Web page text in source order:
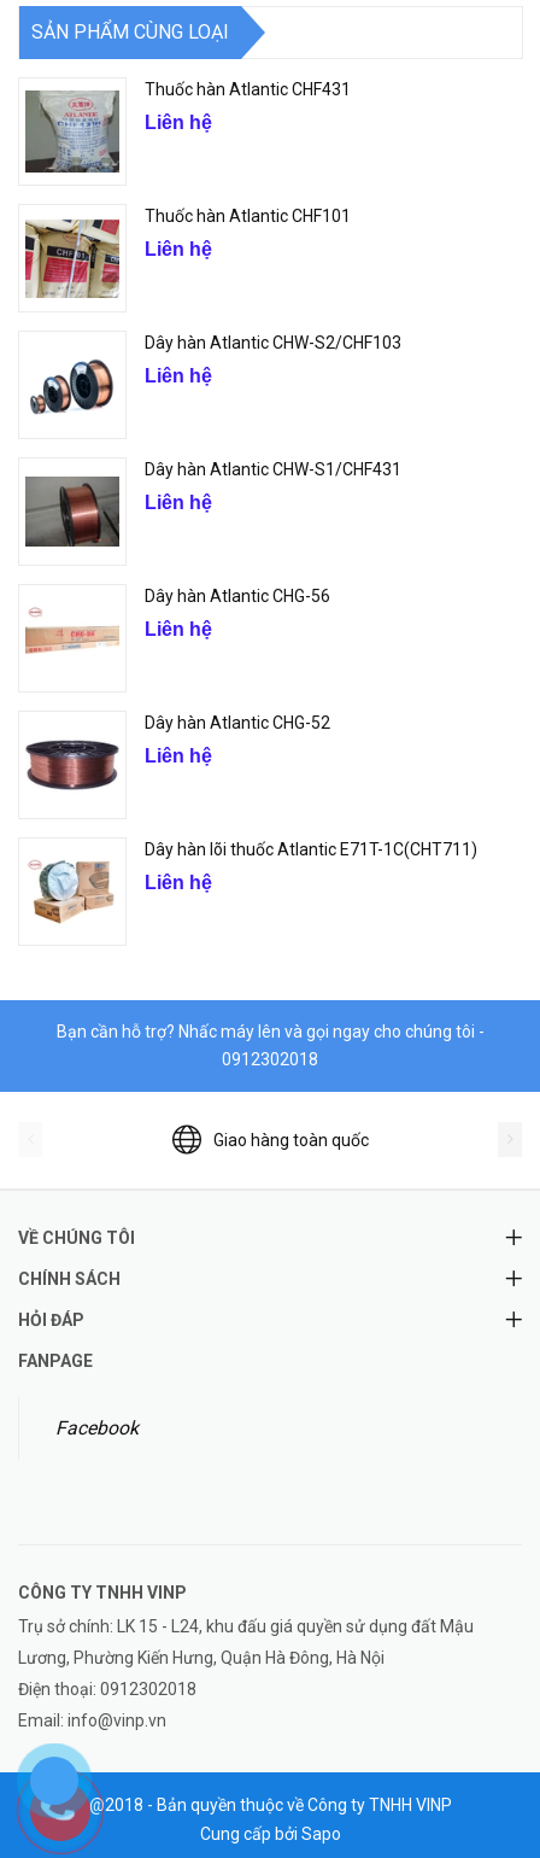
SẢN PHẨM CÙNG LOẠI
Thuốc hàn Atlantic CHF431
Liên hệ
Thuốc hàn Atlantic CHF101
Liên hệ
Dây hàn Atlantic CHW-S2/CHF103
Liên hệ
Dây hàn Atlantic CHW-S1/CHF431
Liên hệ
Dây hàn Atlantic CHG-56
Liên hệ
Dây hàn Atlantic CHG-52
Liên hệ
Dây hàn lõi thuốc Atlantic E71T-1C(CHT711)
Liên hệ
Bạn cần hỗ trợ? Nhấc máy lên và gọi ngay cho chúng tôi -
0912302018
Giao hàng toàn quốc
VỀ CHÚNG TÔI
CHÍNH SÁCH
HỎI ĐÁP
FANPAGE
Facebook
CÔNG TY TNHH VINP
Trụ sở chính: LK 15 - L24, khu đấu giá quyền sử dụng đất Mậu
Lương, Phường Kiến Hưng, Quận Hà Đông, Hà Nội
Điện thoại: 0912302018
Email: info@vinp.vn
@2018 - Bản quyền thuộc về Công ty TNHH VINP
Cung cấp bởi Sapo